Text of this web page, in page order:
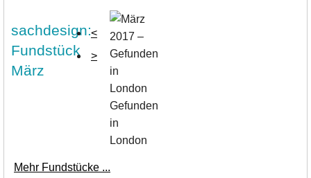
sachdesign:
Fundstück
März
<
>
Gefunden
in
London
Mehr Fundstücke ...